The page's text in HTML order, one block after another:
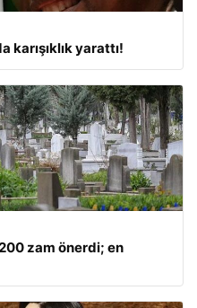
karışıklık yarattı!
zam önerdi; en